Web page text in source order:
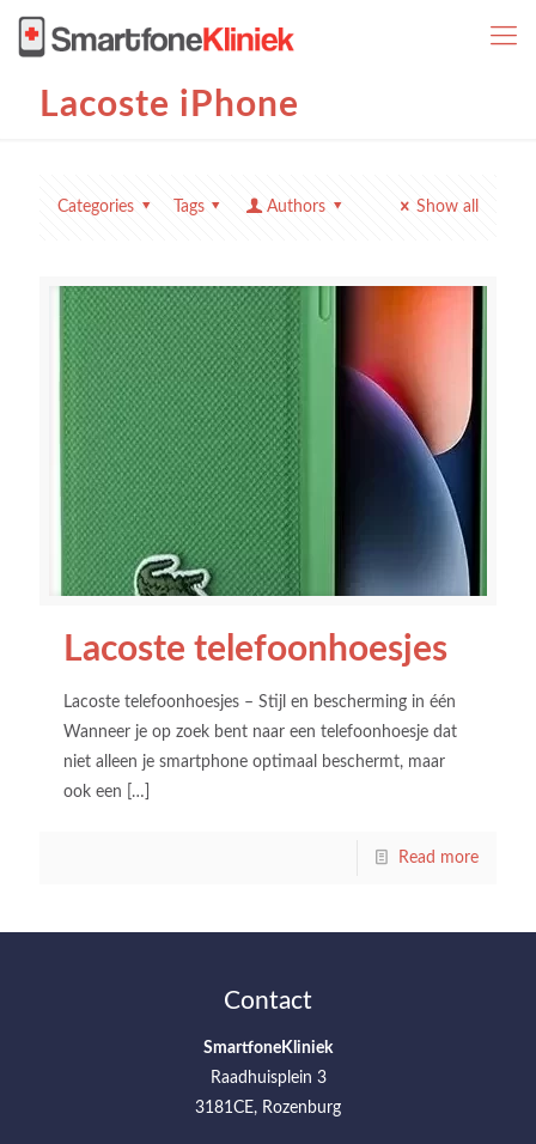
Lacoste iPhone
Categories Tags Authors Show all
Lacoste telefoonhoesjes
Lacoste telefoonhoesjes – Stijl en bescherming in één
Wanneer je op zoek bent naar een telefoonhoesje dat
niet alleen je smartphone optimaal beschermt, maar
ook een […]
Read more
Contact
SmartfoneKliniek
Raadhuisplein 3
3181CE, Rozenburg